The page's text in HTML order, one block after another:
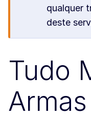
qualquer
deste
Tudo